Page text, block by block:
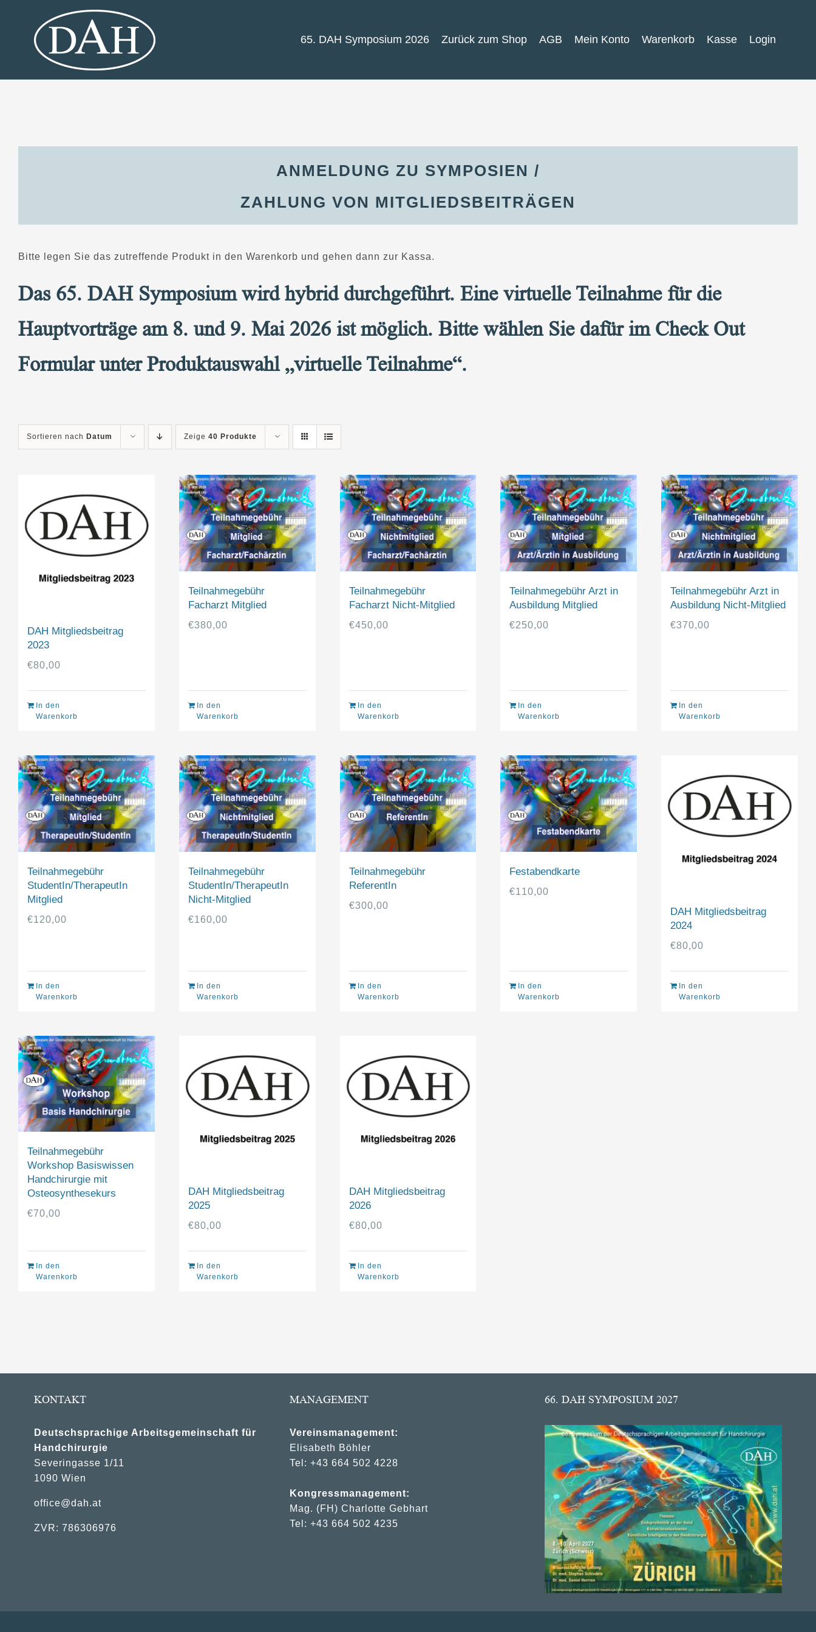
content
65. DAH Symposium 2026 Zurück zum Shop AGB Mein Konto Warenkorb Kasse Login
ANMELDUNG ZU SYMPOSIEN /
ZAHLUNG VON MITGLIEDSBEITRÄGEN
Bitte legen Sie das zutreffende Produkt in den Warenkorb und gehen dann zur Kassa.
Das 65. DAH Symposium wird hybrid durchgeführt. Eine virtuelle Teilnahme für die
Hauptvorträge am 8. und 9. Mai 2026 ist möglich. Bitte wählen Sie dafür im Check Out
Formular unter Produktauswahl „virtuelle Teilnahme“.
Sortieren nach Datum Zeige 40 Produkte
DAH Mitgliedsbeitrag
2023
€80,00
In den
Warenkorb
Teilnahmegebühr
Facharzt Mitglied
€380,00
In den
Warenkorb
Teilnahmegebühr
Facharzt Nicht-Mitglied
€450,00
In den
Warenkorb
Teilnahmegebühr Arzt in
Ausbildung Mitglied
€250,00
In den
Warenkorb
Teilnahmegebühr Arzt in
Ausbildung Nicht-Mitglied
€370,00
In den
Warenkorb
Teilnahmegebühr
StudentIn/TherapeutIn
Mitglied
€120,00
In den
Warenkorb
Teilnahmegebühr
StudentIn/TherapeutIn
Nicht-Mitglied
€160,00
In den
Warenkorb
Teilnahmegebühr
ReferentIn
€300,00
In den
Warenkorb
Festabendkarte
€110,00
In den
Warenkorb
DAH Mitgliedsbeitrag
2024
€80,00
In den
Warenkorb
Teilnahmegebühr
Workshop Basiswissen
Handchirurgie mit
Osteosynthesekurs
€70,00
In den
Warenkorb
DAH Mitgliedsbeitrag
2025
€80,00
In den
Warenkorb
DAH Mitgliedsbeitrag
2026
€80,00
In den
Warenkorb
KONTAKT
Deutschsprachige Arbeitsgemeinschaft für
Handchirurgie
Severingasse 1/11
1090 Wien
office@dah.at
ZVR: 786306976
MANAGEMENT
Vereinsmanagement:
Elisabeth Böhler
Tel: +43 664 502 4228
Kongressmanagement:
Mag. (FH) Charlotte Gebhart
Tel: +43 664 502 4235
66. DAH SYMPOSIUM 2027